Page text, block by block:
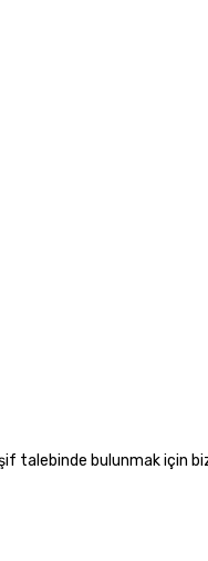
talebinde bulunmak için